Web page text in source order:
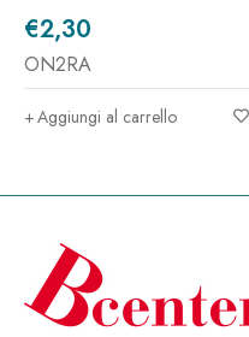
€2,30
ON2RA
Aggiungi al carrello